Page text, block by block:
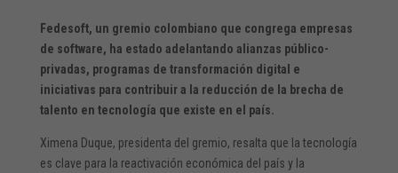
Fedesoft, un gremio colombiano que congrega empresas
de software, ha estado adelantando alianzas público-
privadas, programas de transformación digital e
iniciativas para contribuir a la reducción de la brecha de
talento en tecnología que existe en el país.
Ximena Duque, presidenta del gremio, resalta que la tecnología
es clave para la reactivación económica del país y la